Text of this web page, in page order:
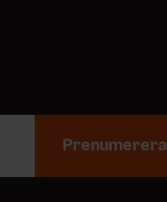
Prenumerera